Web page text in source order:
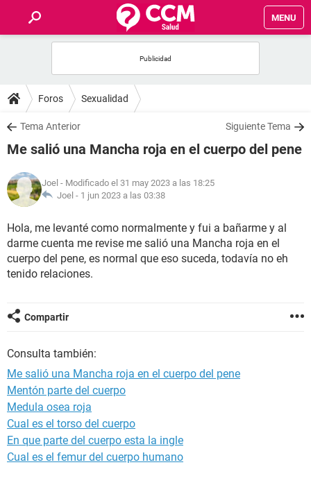
MENU
FOROS
SALUD
NUTRICIÓN
BIENESTAR
SEXUALIDAD
Foros Sexualidad
Tema Anterior Siguiente Tema
Me salió una Mancha roja en el cuerpo del pene
Joel - Modificado el 31 may 2023 a las 18:25
Joel - 1 jun 2023 a las 03:38
Hola, me levanté como normalmente y fui a bañarme y al
darme cuenta me revise me salió una Mancha roja en el
cuerpo del pene, es normal que eso suceda, todavía no eh
tenido relaciones.
Compartir
Consulta también:
Me salió una Mancha roja en el cuerpo del pene
Mentón parte del cuerpo
Medula osea roja
Cual es el torso del cuerpo
En que parte del cuerpo esta la ingle
Cual es el femur del cuerpo humano